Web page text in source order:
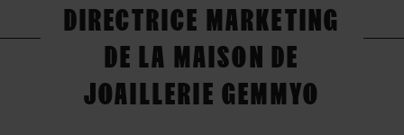
À PROPOS
DIRECTRICE MARKETING
DE LA MAISON DE
JOAILLERIE GEMMYO